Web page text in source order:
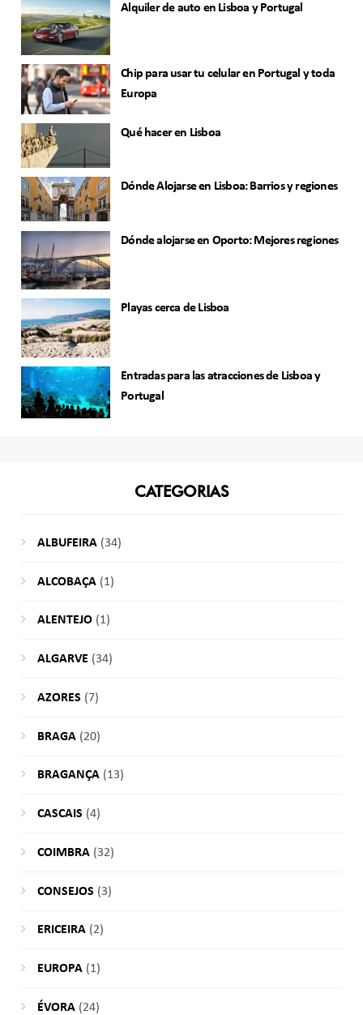
Alquiler de auto en Lisboa y Portugal
Chip para usar tu celular en Portugal y toda
Europa
Qué hacer en Lisboa
Dónde Alojarse en Lisboa: Barrios y regiones
Dónde alojarse en Oporto: Mejores regiones
Playas cerca de Lisboa
Entradas para las atracciones de Lisboa y
Portugal
CATEGORIAS
ALBUFEIRA(34)
ALCOBAÇA(1)
ALENTEJO(1)
ALGARVE (34)
AZORES (7)
BRAGA(20)
BRAGANÇA(13)
CASCAIS (4)
COIMBRA(32)
CONSEJOS (3)
ERICEIRA(2)
EUROPA(1)
ÉVORA(24)